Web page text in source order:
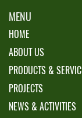
MENU
HOME
ABOUT US
PRODUCTS &
PROJECTS
NEWS & ACTIVITIES